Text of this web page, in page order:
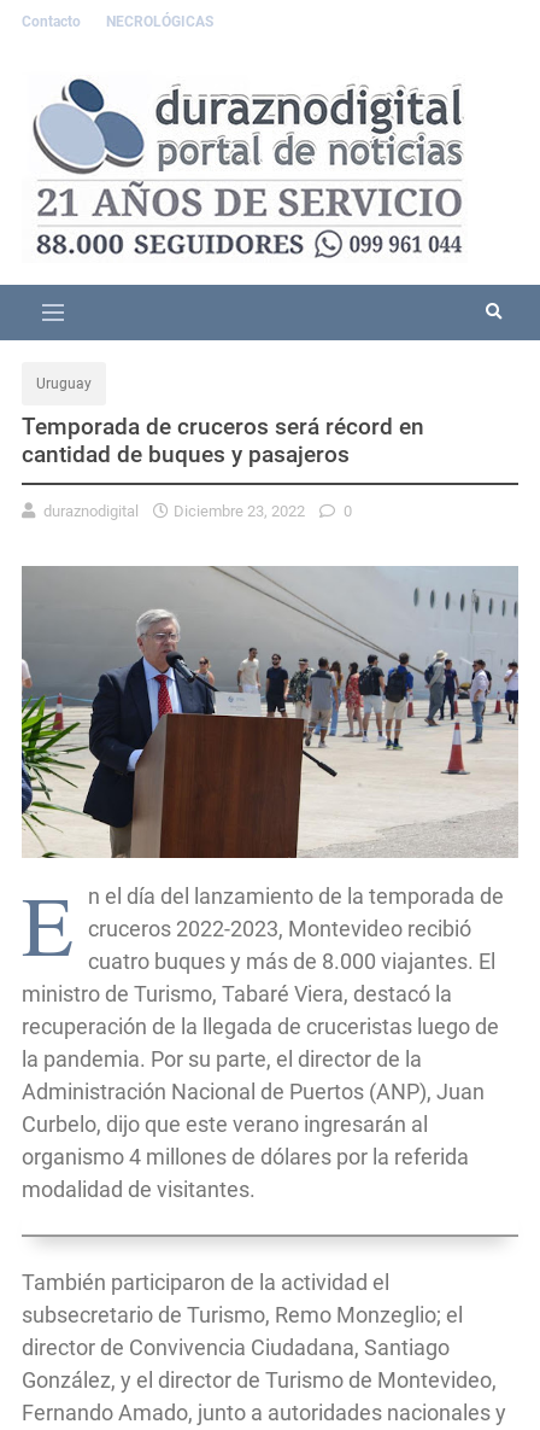
Contacto NECROLÓGICAS
Uruguay
Temporada de cruceros será récord en
cantidad de buques y pasajeros
duraznodigital Diciembre 23, 2022 0
E
n el día del lanzamiento de la temporada de
cruceros 2022-2023, Montevideo recibió
cuatro buques y más de 8.000 viajantes. El
ministro de Turismo, Tabaré Viera, destacó la
recuperación de la llegada de cruceristas luego de
la pandemia. Por su parte, el director de la
Administración Nacional de Puertos (ANP), Juan
Curbelo, dijo que este verano ingresarán al
organismo 4 millones de dólares por la referida
modalidad de visitantes.
También participaron de la actividad el
subsecretario de Turismo, Remo Monzeglio; el
director de Convivencia Ciudadana, Santiago
González, y el director de Turismo de Montevideo,
Fernando Amado, junto a autoridades nacionales y